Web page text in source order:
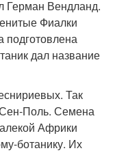
Герман Вендланд.
Фиалки
дал название
Так
Сен-Поль. Семена
Африки
ботанику. Их